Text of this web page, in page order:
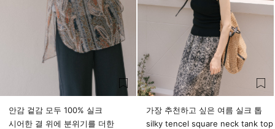
안감 겉감 모두 100% 실크
시어한 결 위에 분위기를 더한
가장 추천하고 싶은 여름 실크 톱
silky tencel square neck tank top